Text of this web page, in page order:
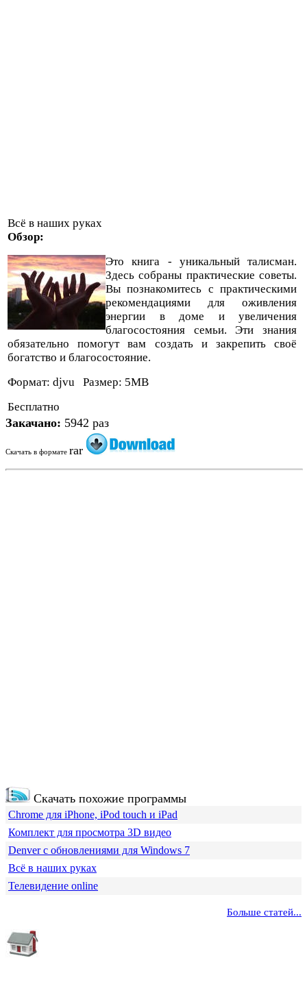
Всё в наших руках
Обзор:
Это книга - уникальный талисман.
Здесь собраны практические советы.
Вы познакомитесь с практическими
рекомендациями для оживления
энергии в доме и увеличения
благосостояния семьи. Эти знания
обязательно помогут вам создать и закрепить своё
богатство и благосостояние.
Формат: djvu Размер: 5МВ
Бесплатно
Закачано: 5942 раз
Скачать в формате rar
Скачать похожие программы
Chrome для iPhone, iPod touch и iPad
Комплект для просмотра 3D видео
Denver с обновлениями для Windows 7
Всё в наших руках
Телевидение online
Больше статей...